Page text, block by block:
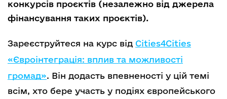
конкурсів проєктів (незалежно від джерела
фінансування таких проєктів).
Зареєструйтеся на курс від Cities4Cities
«Євроінтеграція: вплив та можливості
громад». Він додасть впевненості у цій темі
всім, хто бере участь у подіях європейського